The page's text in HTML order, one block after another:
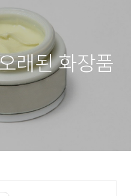
래된 화장품